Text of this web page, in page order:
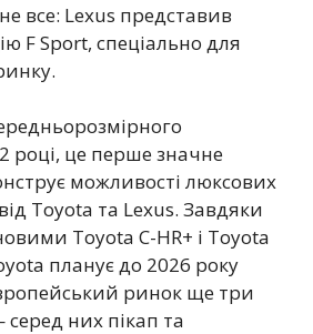
все: Lexus представив
F Sport, спеціально для
році, це перше значне
можливості люксових
Toyota та Lexus. Завдяки
Toyota C-HR+ і Toyota
планує до 2026 року
ринок ще три
серед них пікап та